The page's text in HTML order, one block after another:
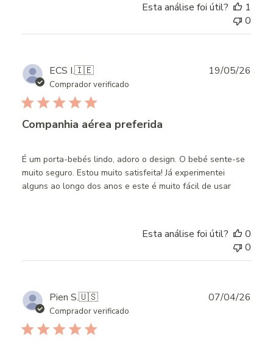
Esta análise foi útil?
1
0
ECS I.🇮🇪
Comprador verificado
Companhia aérea preferida
É um porta-bebés lindo, adoro o design. O bebé sente-se
muito seguro. Estou muito satisfeita! Já experimentei
alguns ao longo dos anos e este é muito fácil de usar
19/05/26
Esta análise foi útil?
0
0
Pien S.🇺🇸
Comprador verificado
07/04/26